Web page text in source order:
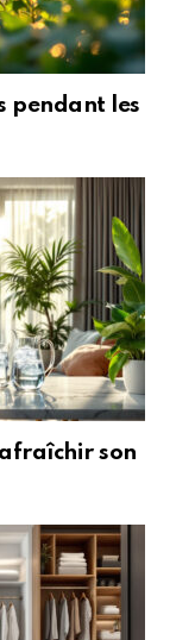
pendant les
son